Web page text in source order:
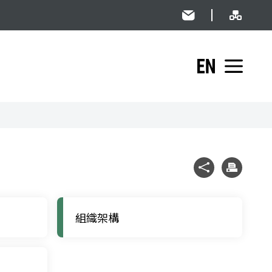
民意信箱
English展開
社群分享
列印
組織架構